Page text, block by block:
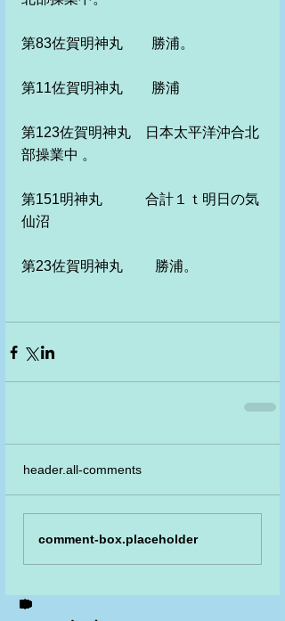
第83佐賀明神丸　　勝浦。
第11佐賀明神丸　　勝浦
第123佐賀明神丸　日本太平洋沖合北
部操業中 。
第151明神丸　　　合計１ｔ明日の気
仙沼
第23佐賀明神丸　　 勝浦。
header.all-comments
comment-box.placeholder